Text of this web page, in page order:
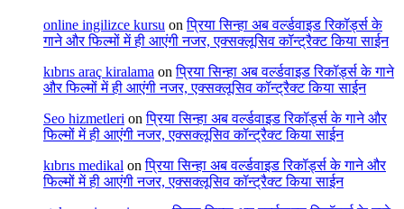
online ingilizce kursu onप्रिया सिन्हा अब वर्ल्डवाइड रिकॉर्ड्स के
गाने और फिल्मों में ही आएंगी नजर, एक्सक्लूसिव कॉन्ट्रैक्ट किया साईन
kıbrıs araç kiralama onप्रिया सिन्हा अब वर्ल्डवाइड रिकॉर्ड्स के गाने
और फिल्मों में ही आएंगी नजर, एक्सक्लूसिव कॉन्ट्रैक्ट किया साईन
Seo hizmetleri onप्रिया सिन्हा अब वर्ल्डवाइड रिकॉर्ड्स के गाने और
फिल्मों में ही आएंगी नजर, एक्सक्लूसिव कॉन्ट्रैक्ट किया साईन
kıbrıs medikal onप्रिया सिन्हा अब वर्ल्डवाइड रिकॉर्ड्स के गाने और
फिल्मों में ही आएंगी नजर, एक्सक्लूसिव कॉन्ट्रैक्ट किया साईन